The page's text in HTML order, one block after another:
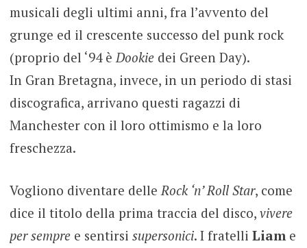
musicali degli ultimi anni, fra l’avvento del
grunge ed il crescente successo del punk rock
(proprio del ‘94 èDookiedei Green Day).
In Gran Bretagna, invece, in un periodo di stasi
discografica, arrivano questi ragazzi di
Manchester con il loro ottimismo e la loro
freschezza.
Vogliono diventare delle Rock ‘n’ Roll Star, come
dice il titolo della prima traccia del disco, vivere
per sempree sentirsi supersonici. I fratelli Liam e